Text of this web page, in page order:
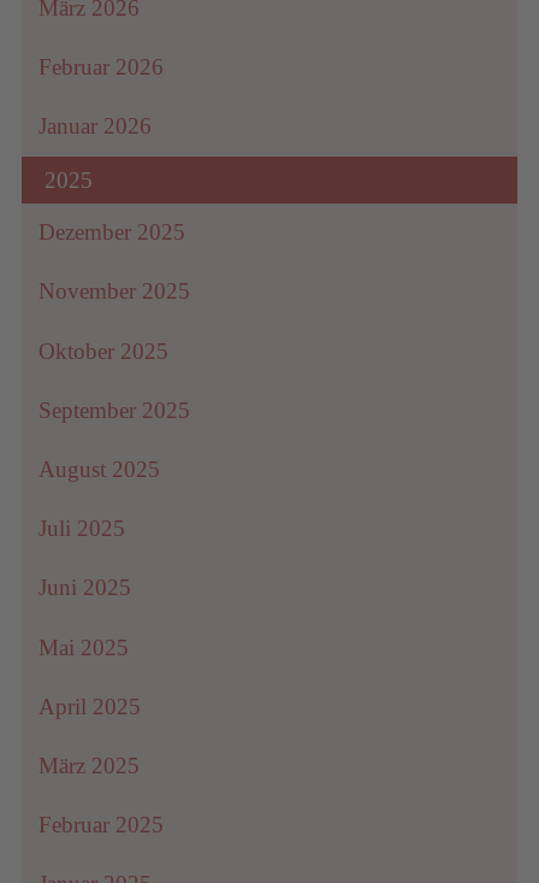
März 2026
Februar 2026
Januar 2026
2025
Dezember 2025
November 2025
Oktober 2025
September 2025
August 2025
Juli 2025
Juni 2025
Mai 2025
April 2025
März 2025
Februar 2025